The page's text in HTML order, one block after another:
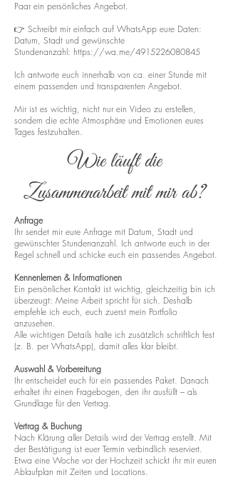
Paar ein persönliches Angebot.
👉 Schreibt mir einfach auf WhatsApp eure Daten:
Datum, Stadt und gewünschte
Stundenanzahl: https://wa.me/4915226080845
Ich antworte euch innerhalb von ca. einer Stunde mit
einem passenden und transparenten Angebot.
Mir ist es wichtig, nicht nur ein Video zu erstellen,
sondern die echte Atmosphäre und Emotionen eures
Tages festzuhalten.
Wie läuft die
Zusammenarbeit mit mir ab?
Anfrage
Ihr sendet mir eure Anfrage mit Datum, Stadt und
gewünschter Stundenanzahl. Ich antworte euch in der
Regel schnell und schicke euch ein passendes Angebot.
Kennenlernen & Informationen
Ein persönlicher Kontakt ist wichtig, gleichzeitig bin ich
überzeugt: Meine Arbeit spricht für sich. Deshalb
empfehle ich euch, euch zuerst mein Portfolio
anzusehen.
Alle wichtigen Details halte ich zusätzlich schriftlich fest
(z. B. per WhatsApp), damit alles klar bleibt.
Auswahl & Vorbereitung
Ihr entscheidet euch für ein passendes Paket. Danach
erhaltet ihr einen Fragebogen, den ihr ausfüllt – als
Grundlage für den Vertrag.
Vertrag & Buchung
Nach Klärung aller Details wird der Vertrag erstellt. Mit
der Bestätigung ist euer Termin verbindlich reserviert.
Etwa eine Woche vor der Hochzeit schickt ihr mir euren
Ablaufplan mit Zeiten und Locations.